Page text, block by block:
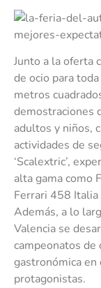
Junto a la oferta
de ocio para
metros
demostraciones
adultos y niños,
actividades de
‘Scalextric’,
alta gama como
Ferrari 458
Además, a lo
Valencia se
campeonatos de
gastronómica en
protagonistas.